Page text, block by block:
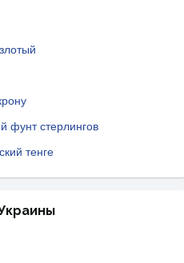
фунт стерлингов
тенге